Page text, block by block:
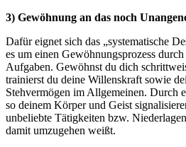
3) Gewöhnung an das noch
Dafür eignet sich das „systematische
es um einen Gewöhnungsprozess
Aufgaben. Gewöhnst du dich
trainierst du deine Willenskraft sowie
Stehvermögen im Allgemeinen. Durch
so deinem Körper und Geist
unbeliebte Tätigkeiten bzw.
damit umzugehen weißt.